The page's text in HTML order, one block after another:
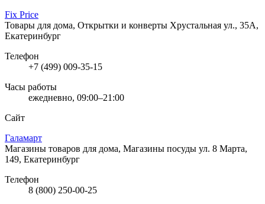
Fix Price
Товары для дома, Открытки и конверты Хрустальная ул., 35А,
Екатеринбург
Телефон
+7 (499) 009-35-15
Часы работы
ежедневно, 09:00–21:00
Сайт
Галамарт
Магазины товаров для дома, Магазины посуды ул. 8 Марта,
149, Екатеринбург
Телефон
8 (800) 250-00-25